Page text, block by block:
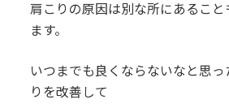
肩こりの原因は別な所にあること
ます。
いつまでも良くならないなと思
りを改善して